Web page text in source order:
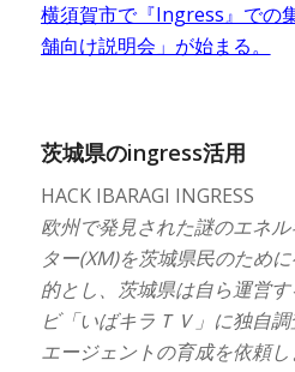
横須賀市で『Ingress』での
舗向け説明会」が始まる。
茨城県のingress活用
HACK IBARAGI INGRESS
欧州で発見された謎のエネ
ター(XM)を茨城県民のため
的とし、茨城県は自ら運営
ビ「いばキラＴＶ」に独自
エージェントの育成を依頼